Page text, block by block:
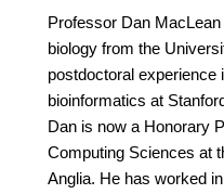
Professor Dan
biology from the
postdoctoral experience
bioinformatics at
Dan is now a Honorary
Computing Sciences at
Anglia. He has worked